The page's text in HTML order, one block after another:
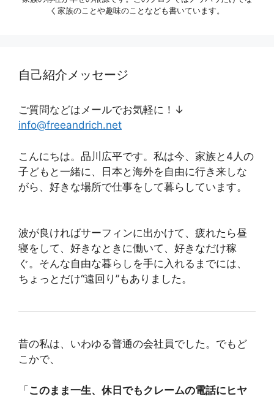
く家族のことや趣味のことなども書いています。
自己紹介メッセージ
ご質問などはメールでお気軽に！↓
info@freeandrich.net
こんにちは。品川広平です。私は今、家族と4人の
子どもと一緒に、日本と海外を自由に行き来しな
がら、好きな場所で仕事をして暮らしています。
波が良ければサーフィンに出かけて、疲れたら昼
寝をして、好きなときに働いて、好きなだけ稼
ぐ。そんな自由な暮らしを手に入れるまでには、
ちょっとだけ“遠回り”もありました。
昔の私は、いわゆる普通の会社員でした。でもど
こかで、
「このまま一生、休日でもクレームの電話にヒヤ